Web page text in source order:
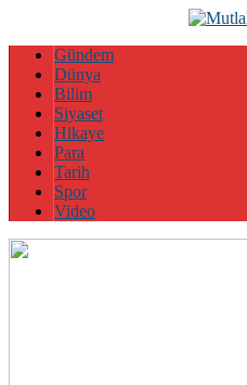
Gündem
Dünya
Bilim
Siyaset
Hikaye
Para
Tarih
Spor
Video